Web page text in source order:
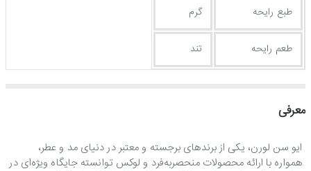
طبع رایحه گرم
طعم رایحه تند
معرفی
ایو سن لورن، یکی از برندهای برجسته و معتبر در دنیای مد و عطر،
همواره با ارائه محصولات منحصربه‌فرد و لوکس توانسته جایگاه ویژه‌ای در